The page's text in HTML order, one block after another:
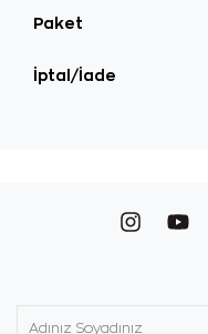
Paket
İptal/İade